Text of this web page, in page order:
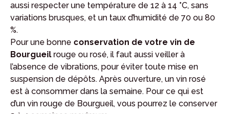
aussi respecter une température de 12 à 14 °C, sans
variations brusques, et un taux d’humidité de 70 ou 80
%.
Pour une bonne conservation de votre vin de
Bourgueil rouge ou rosé, il faut aussi veiller à
l’absence de vibrations, pour éviter toute mise en
suspension de dépôts. Après ouverture, un vin rosé
est à consommer dans la semaine. Pour ce qui est
d’un vin rouge de Bourgueil, vous pourrez le conserver